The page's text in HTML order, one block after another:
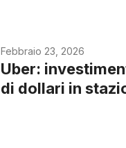
Febbraio 23, 2026
Uber:
di dollari in